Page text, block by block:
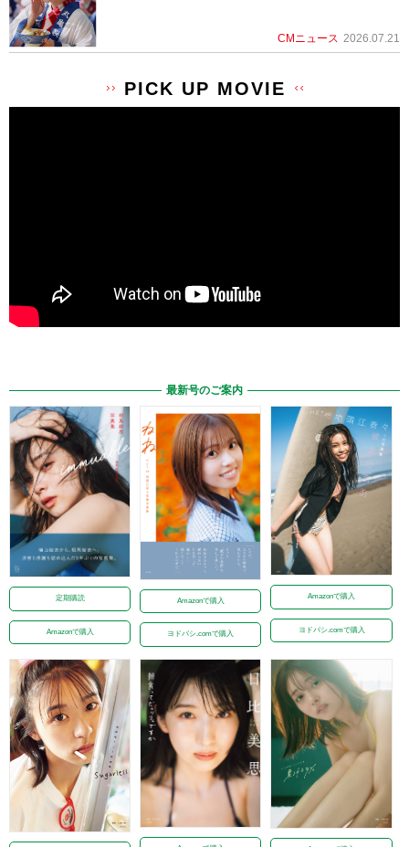
CMニュース 2026.07.21
PICK UP MOVIE
最新号のご案内
定期購読
Amazonで購入
Amazonで購入
ヨドバシ.comで購入
Amazonで購入
ヨドバシ.comで購入